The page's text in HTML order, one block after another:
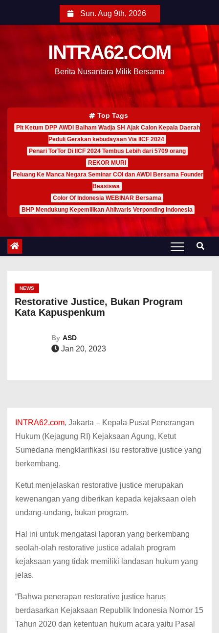
Sun. Aug 9th, 2026
INTRA62.COM
Berita Nusantara Milik Bersama
Top Tags
Plt Ketum DPP AWDI Balham Wadja SH Ajak Calon Kepala Daerah
Peduli Gerakan kebudayaan Via IICF 2024
Penari TorTor Di IICF 2024 Tembus Lebih dari 5709 orang
REKOR MURI
Peluang Ke Manca Negara Seminar COI dan AWDI Bersama Founder
Beasiswa
Color Of Indonesia WEBINAR Bersama
BHP Mendukung Kepemilikan Ahliwaris Verponding Indonesia
NEWS
Restorative Justice, Bukan Program
Kata Kapuspenkum
By ASD
Jan 20, 2023
INTRA62.com, Jakarta – Kepala Pusat Penerangan
Hukum (Kejagung RI) Kejaksaan Agung, Ketut
Sumedana mengklarifikasi isu restorative justice yang
berkembang.
Ketut menjelaskan restorative justice merupakan
kewenangan yang diberikan kepada kejaksaan oleh
undang-undang, bukan program.
Hal ini untuk mengatasi laporan yang berkembang
seolah-olah restorative justice adalah program
kejaksaan yang tidak memiliki landasan hukum yang
jelas.
“Bahwa penerapan restorative justice harus
berdasarkan Kejaksaan Republik Indonesia Nomor 15
Tahun 2020 dan ketentuan hukum acara yaitu Pasal